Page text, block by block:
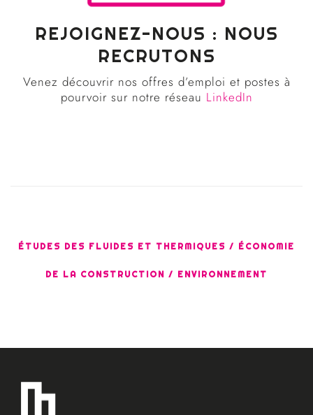
REJOIGNEZ-NOUS : NOUS
RECRUTONS
Venez découvrir nos offres d’emploi et postes à
pourvoir sur notre réseau LinkedIn
ÉTUDES DES FLUIDES ET THERMIQUES / ÉCONOMIE
DE LA CONSTRUCTION / ENVIRONNEMENT